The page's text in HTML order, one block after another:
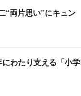
“両片思い”にキュン
わたり支える「小学